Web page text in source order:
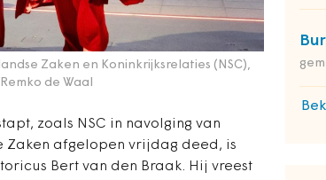
Zaken en Koninkrijksrelaties (NSC),
de Waal
zoals NSC in navolging van
Zaken afgelopen vrijdag deed, is
Bert van den Braak. Hij vreest